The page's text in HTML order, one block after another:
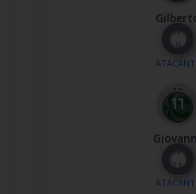
Nº
9
Nº
11